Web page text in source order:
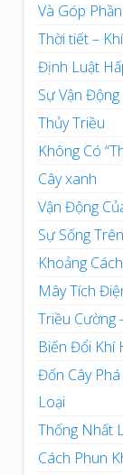
Và Góp
Thời tiết –
Định Luật
Sự Vận
Thủy Triều
Không Có
Cây xanh
Vận Động
Sự Sống
Khoảng
Mây Tích
Triều Cường
Biến Đổi Khí
Đốn Cây
Loại
Thống Nhất
Cách Phun